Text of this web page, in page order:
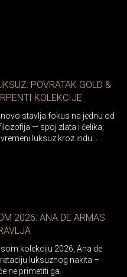
POVRATAK GOLD &
KOLEKCIJE
stavlja fokus na jednu od
— spoj zlata i čelika,
luksuz kroz indu...
2026: ANA DE ARMAS
kolekciju 2026, Ana de
luksuznog nakita –
ne primetiti ga.